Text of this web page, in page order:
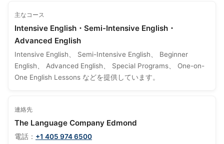
主なコース
Intensive English・Semi-Intensive English・
Advanced English
Intensive English、 Semi-Intensive English、 Beginner
English、 Advanced English、 Special Programs、 One-on-
One English Lessons などを提供しています。
連絡先
The Language Company Edmond
電話： +1 405 974 6500